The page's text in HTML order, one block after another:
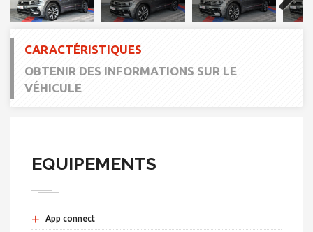
Next
CARACTÉRISTIQUES
OBTENIR DES INFORMATIONS SUR LE
VÉHICULE
EQUIPEMENTS
+ App connect